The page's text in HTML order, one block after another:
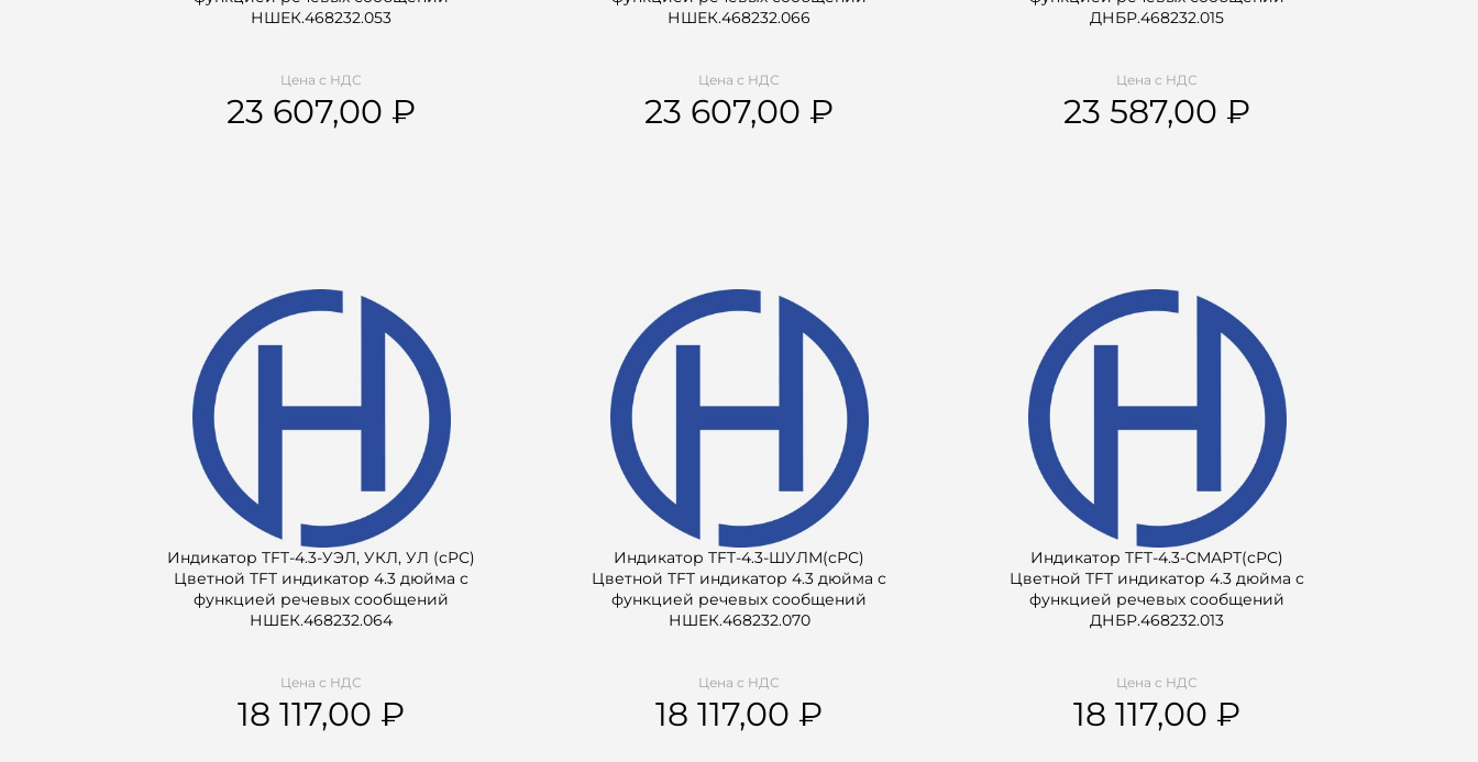
НШЕК.468232.053
Цена с НДС
23 607,00
НШЕК.468232.066
Цена с НДС
23 607,00
ДНБР.468232.015
Цена с НДС
23 587,00
Индикатор TFT-4.3-УЭЛ, УКЛ, УЛ (сРС)
Цветной TFT индикатор 4.3 дюйма с
функцией речевых сообщений
НШЕК.468232.064
Цена с НДС
18 117,00
Индикатор TFT-4.3-ШУЛМ(сРС)
Цветной TFT индикатор 4.3 дюйма с
функцией речевых сообщений
НШЕК.468232.070
Цена с НДС
18 117,00
Индикатор TFT-4.3-СМАРТ(сРС)
Цветной TFT индикатор 4.3 дюйма с
функцией речевых сообщений
ДНБР.468232.013
Цена с НДС
18 117,00